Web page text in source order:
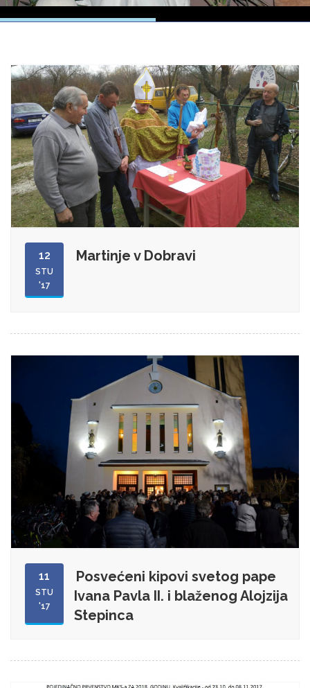
12
STU
'17
Martinje v Dobravi
11
STU
'17
Posvećeni kipovi svetog pape
Ivana Pavla II. i blaženog Alojzija
Stepinca